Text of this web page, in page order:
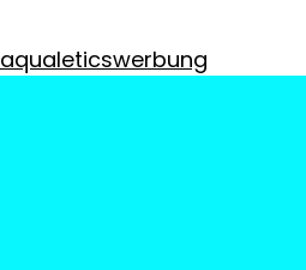
aqualeticswerbung